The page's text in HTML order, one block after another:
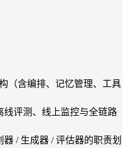
（含编排、记忆管理、工具
线评测、线上监控与全链路
/ 生成器 / 评估器的职责划